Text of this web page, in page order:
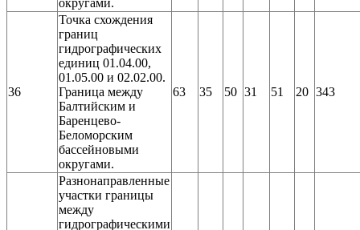
округами.
36
Точка схождения
границ
гидрографических
единиц 01.04.00,
01.05.00 и 02.02.00.
Граница между
Балтийским и
Баренцево-
Беломорским
бассейновыми
округами.
63 35 50 31 51 20 343
Разнонаправленные
участки границы
между
гидрографическими